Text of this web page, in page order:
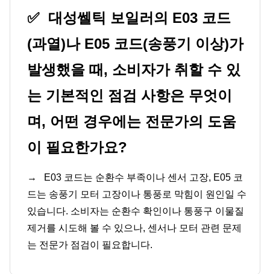
✅ 대성쎌틱 보일러의 E03 코드
(과열)나 E05 코드(송풍기 이상)가
발생했을 때, 소비자가 취할 수 있
는 기본적인 점검 사항은 무엇이
며, 어떤 경우에는 전문가의 도움
이 필요한가요?
→
E03 코드는 순환수 부족이나 센서 고장, E05 코
드는 송풍기 모터 고장이나 통풍로 막힘이 원인일 수
있습니다. 소비자는 순환수 확인이나 통풍구 이물질
제거를 시도해 볼 수 있으나, 센서나 모터 관련 문제
는 전문가 점검이 필요합니다.